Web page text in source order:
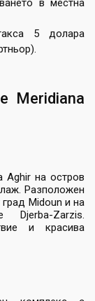
в местна
5 долара
Meridiana
Aghir на остров
Разположен
Midoun и на
Zarzis.
и красива